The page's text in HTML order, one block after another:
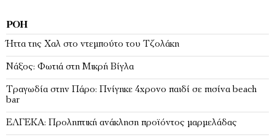
ΡΟΉ
Ήττα της Χαλ στο ντεμπούτο του Τζολάκη
Νάξος: Φωτιά στη Μικρή Βίγλα
Tραγωδία στην Πάρο: Πνίγηκε 4χρονο παιδί σε πισίνα beach
bar
ΕΛΓΕΚΑ: Προληπτική ανάκληση προϊόντος μαρμελάδας